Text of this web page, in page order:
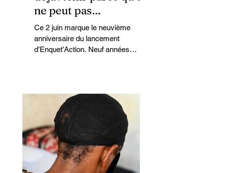
ne peut pas
abandonner
Ce 2 juin marque le neuvième
anniversaire du lancement
d’Enquet’Action. Neuf années
fond.